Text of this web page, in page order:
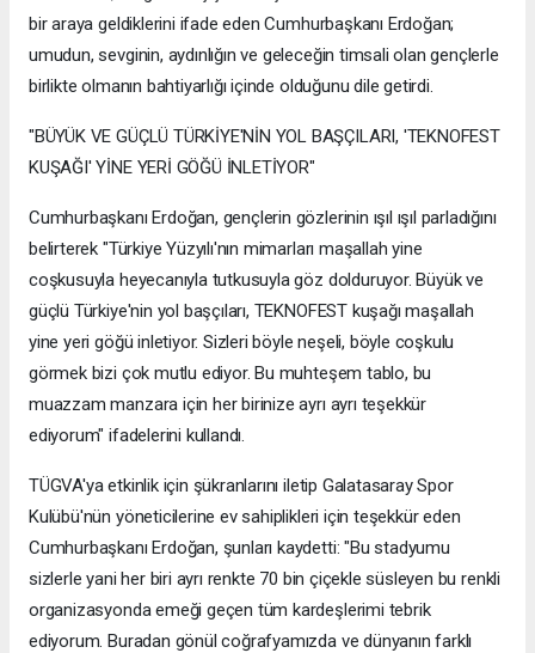
bir araya geldiklerini ifade eden Cumhurbaşkanı Erdoğan;
umudun, sevginin, aydınlığın ve geleceğin timsali olan gençlerle
birlikte olmanın bahtiyarlığı içinde olduğunu dile getirdi.
"BÜYÜK VE GÜÇLÜ TÜRKİYE'NİN YOL BAŞÇILARI, 'TEKNOFEST
KUŞAĞI' YİNE YERİ GÖĞÜ İNLETİYOR"
Cumhurbaşkanı Erdoğan, gençlerin gözlerinin ışıl ışıl parladığını
belirterek "Türkiye Yüzyılı'nın mimarları maşallah yine
coşkusuyla heyecanıyla tutkusuyla göz dolduruyor. Büyük ve
güçlü Türkiye'nin yol başçıları, TEKNOFEST kuşağı maşallah
yine yeri göğü inletiyor. Sizleri böyle neşeli, böyle coşkulu
görmek bizi çok mutlu ediyor. Bu muhteşem tablo, bu
muazzam manzara için her birinize ayrı ayrı teşekkür
ediyorum" ifadelerini kullandı.
TÜGVA'ya etkinlik için şükranlarını iletip Galatasaray Spor
Kulübü'nün yöneticilerine ev sahiplikleri için teşekkür eden
Cumhurbaşkanı Erdoğan, şunları kaydetti: "Bu stadyumu
sizlerle yani her biri ayrı renkte 70 bin çiçekle süsleyen bu renkli
organizasyonda emeği geçen tüm kardeşlerimi tebrik
ediyorum. Buradan gönül coğrafyamızda ve dünyanın farklı